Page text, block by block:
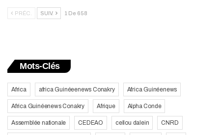
PRÉC. SUIV. 1 De 658
Mots-Clés
Africa africa Guinéeenews Conakry Africa Guinéenews
Africa Guinéenews Conakry Afrique Alpha Conde
Assemblée nationale CEDEAO cellou dalein CNRD